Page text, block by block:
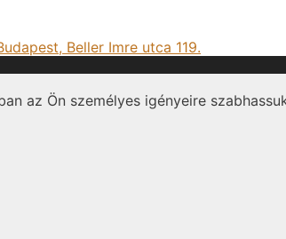
Beller Imre utca 119.
az Ön személyes igényeire